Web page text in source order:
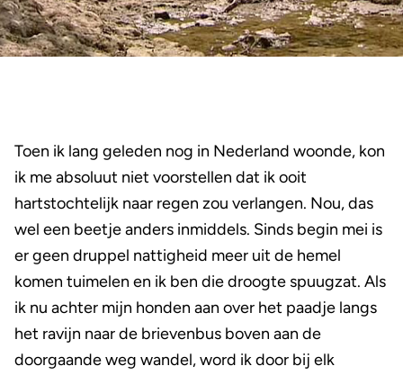
Toen ik lang geleden nog in Nederland woonde, kon
ik me absoluut niet voorstellen dat ik ooit
hartstochtelijk naar regen zou verlangen. Nou, das
wel een beetje anders inmiddels. Sinds begin mei is
er geen druppel nattigheid meer uit de hemel
komen tuimelen en ik ben die droogte spuugzat. Als
ik nu achter mijn honden aan over het paadje langs
het ravijn naar de brievenbus boven aan de
doorgaande weg wandel, word ik door bij elk